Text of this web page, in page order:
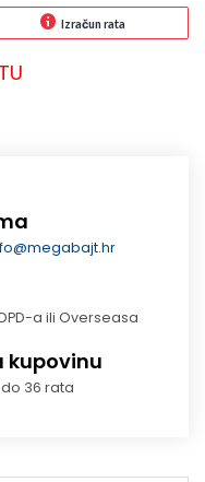
Izračun rata
a ili Overseasa
kupovinu
36 rata